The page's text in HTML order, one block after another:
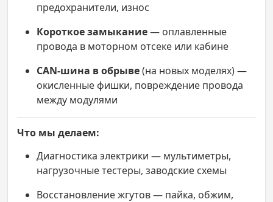
предохранители, износ
Короткое замыкание— оплавленные
провода в моторном отсеке или кабине
CAN-шина в обрыве(на новых моделях) —
окисленные фишки, повреждение провода
между модулями
Что мы делаем:
Диагностика электрики — мультиметры,
нагрузочные тестеры, заводские схемы
Восстановление жгутов — пайка, обжим,